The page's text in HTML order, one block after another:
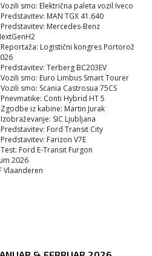
Vozili smo: Električna paleta vozil Iveco
Predstavitev: MAN TGX 41.640
Predstavitev: Mercedes-Benz
Reportaža: Logistični kongres Portorož
Predstavitev: Terberg BC203EV
Vozili smo: Euro Limbus Smart Tourer
Vozili smo: Scania Castrosua 75CS
Pnevmatike: Conti Hybrid HT 5
Zgodbe iz kabine: Martin Jurak
Izobraževanje: SIC Ljubljana
Predstavitev: Ford Transit City
Predstavitev: Farizon V7E
Test: Ford E-Transit Furgon
2026
Vlaanderen